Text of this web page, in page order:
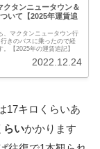
タンニュータウン＆
いて【2025年運賃追
、マクタンニュータウン行
きのバスに乗ったので経
【2025年の運賃追記】
2022.12.24
17キロくらいあ
らいかかります